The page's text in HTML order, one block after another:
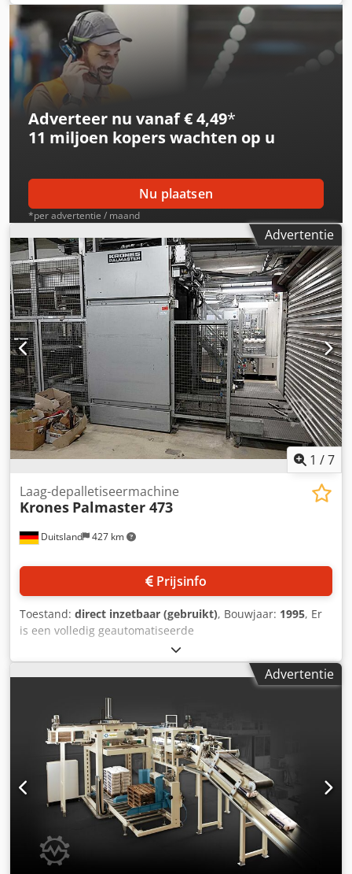
flessen- of kartonverpakkingen. De installatie voert continu
lege flessen aan naar de rest van de lijn. Lichtgordijn.
Dodpfx Aiezg I Umjajkr UniOP bedieningspaneel. Historie,
documentatie en elektrische schema’s aanwezig.
Adverteer nu vanaf € 4,49*
11 miljoen koperswachten op u
Nu plaatsen
*per advertentie / maand
Advertentie
1 /7
Duitsland 427 km
Laag-depalletiseermachine
Krones Palmaster 473
Prijsinfo
Toestand: direct inzetbaar (gebruikt), Bouwjaar: 1995, Er
is een volledig geautomatiseerde
laagdepalletiseermachine van Krones beschikbaar.
Palletformaat X/Y: 1200 mm/1100 mm, maximale
pallethoogte: 2110 mm, palletrichting: in de lengte,
maximale depalletiseercapaciteit: 8000 verpakkingen/uur,
verpakkingsvolume: 200 ml/375 ml/750 ml/1000 ml,
verpakkingsdiameter: 55,5 mm - 89,5 mm,
verpakkingshoogte: 205,5 mm - 310 mm, transporthoogte
verpakking: 3290 mm, transporthoogte pallet: 550 mm.
Afmetingen machine X/Y/Z: circa 6300 mm/2200 mm/3350
mm, gewicht: circa 3800 kg. Documentatie is aanwezig. Een
bezichtiging ter plaatse is mogelijk. Dedpfxjzl U Nue Aiajkr
Advertentie